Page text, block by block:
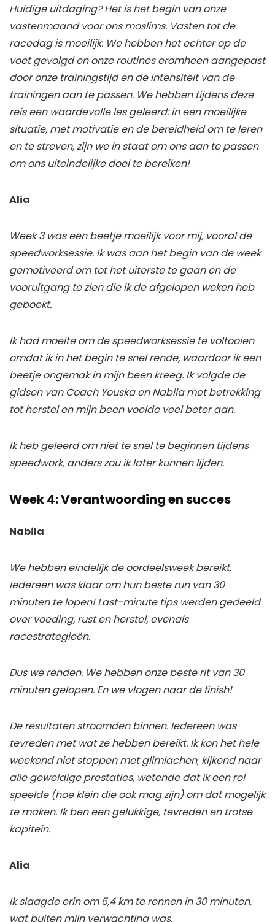
Huidige uitdaging? Het is het begin van onze
vastenmaand voor ons moslims. Vasten tot de
racedag is moeilijk. We hebben het echter op de
voet gevolgd en onze routines eromheen aangepast
door onze trainingstijd en de intensiteit van de
trainingen aan te passen. We hebben tijdens deze
reis een waardevolle les geleerd: in een moeilijke
situatie, met motivatie en de bereidheid om te leren
en te streven, zijn we in staat om ons aan te passen
om ons uiteindelijke doel te bereiken!
Alia
Week 3 was een beetje moeilijk voor mij, vooral de
speedworksessie. Ik was aan het begin van de week
gemotiveerd om tot het uiterste te gaan en de
vooruitgang te zien die ik de afgelopen weken heb
geboekt.
Ik had moeite om de speedworksessie te voltooien
omdat ik in het begin te snel rende, waardoor ik een
beetje ongemak in mijn been kreeg. Ik volgde de
gidsen van Coach Youska en Nabila met betrekking
tot herstel en mijn been voelde veel beter aan.
Ik heb geleerd om niet te snel te beginnen tijdens
speedwork, anders zou ik later kunnen lijden.
Week 4:Verantwoording en succes
Nabila
We hebben eindelijk de oordeelsweek bereikt.
Iedereen was klaar om hun beste run van 30
minuten te lopen! Last-minute tips werden gedeeld
over voeding, rust en herstel, evenals
racestrategieën.
Dus we renden. We hebben onze beste rit van 30
minuten gelopen. En we vlogen naar de finish!
De resultaten stroomden binnen. Iedereen was
tevreden met wat ze hebben bereikt. Ik kon het hele
weekend niet stoppen met glimlachen, kijkend naar
alle geweldige prestaties, wetende dat ik een rol
speelde (hoe klein die ook mag zijn) om dat mogelijk
te maken. Ik ben een gelukkige, tevreden en trotse
kapitein.
Alia
Ik slaagde erin om 5,4 km te rennen in 30 minuten,
wat buiten mijn verwachting was.